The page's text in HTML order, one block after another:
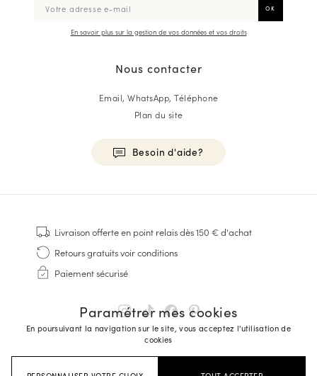
Paramétrer mes cookies
En poursuivant la navigation sur le site, vous acceptez l'utilisation de
cookies
En savoir plus sur la gestion de vos données et vos droits
Nous contacter
Email, WhatsApp, Téléphone
Plan du site
Besoin d'aide?
Baskets
Cousu Goodyear
Derbies & Richelieu
Richelieus Homme
Sandales & Espadrilles
Sacoches Business
Livraison offerteen point relais dès 150 € d'achat
Retours gratuitsvoir conditions
Paiement sécurisé